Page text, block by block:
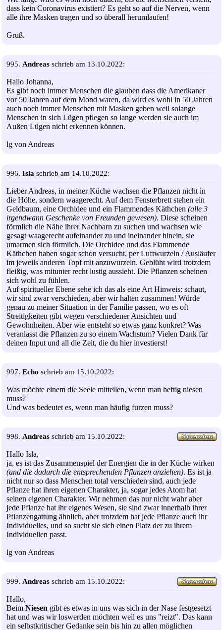
dass kein Coronavirus existiert? Es geht so auf die Nerven, wenn
alle ihre Masken tragen und so überall herumlaufen!
Gruß.
995. Andreas schrieb am 13.10.2022:
Hallo Johanna,
Es gibt noch immer Menschen die glauben dass die Amerikaner
vor 50 Jahren auf dem Mond waren, da wird es wohl in 50 Jahren
auch noch immer Menschen mit Masken geben weil solange
Menschen in sich Lügen pflegen so lange werden sie auch im
Außen Lügen nicht erkennen können.
lg von Andreas
996. Isla schrieb am 14.10.2022:
Lieber Andreas, in meiner Küche wachsen die Pflanzen nicht in
die Höhe, sondern waagerecht. Auf dem Fensterbrett stehen ein
Geldbaum, eine Orchidee und ein Flammendes Käthchen (alle 3
irgendwann Geschenke von Freunden gewesen). Diese scheinen
förmlich die Nähe ihrer Nachbarn zu suchen und wachsen wie
gesagt waagerecht aufeinander zu und ineinander hinein, sie
umarmen sich förmlich. Die Orchidee und das Flammende
Käthchen haben sogar schon versucht, per Luftwurzeln / Ausläufer
im jeweils anderen Topf mit anzuwurzeln. Geblüht wird trotzdem
fleißig, was mitunter recht lustig aussieht. Die Pflanzen scheinen
sich wohl zu fühlen.
Auf spiritueller Ebene sehe ich das als eine Art Hinweis: schaut,
wir sind zwar verschieden, aber wir halten zusammen! Würde
genau zu meiner Situation in der Familie passen, wo es oft
Streitigkeiten gibt wegen verschiedener Ansichten und
Gewohnheiten. Aber wie entsteht so etwas ganz konkret? Was
veranlasst die Pflanzen zu so einem Wachstum? Vielen Dank für
deinen Input und all die Zeit, die du hier investierst!
997. Echo schrieb am 15.10.2022:
Was möchte einem die Seele mitteilen, wenn man heftig niesen
muss?
Und was bedeutet es, wenn man häufig furzen muss?
998. Andreas schrieb am 15.10.2022:
Hallo Isla,
ja, es ist das Zusammenspiel der Energien die in der Küche wirken
(und die dadurch die entsprechenden Pflanzen anziehen). Es ist ja
nicht nur so dass Menschen total verschieden sind, auch jede
Pflanze hat ihren eigenen Charakter, ja, sogar jedes Atom hat
seinen eigenen Charakter. Wir nehmen das nur nicht wahr aber
jede Pflanze hat ihr eigenes Wesen, sie sind zwar innerhalb ihrer
Pflanzengattung ähnlich, aber trotzdem hat jede Pflanze auch ihr
Individuelles, und so sucht sie sich einen Platz der zu ihrem
Individuellen passt.
lg von Andreas
999. Andreas schrieb am 15.10.2022:
Hallo,
Beim Niesen gibt es etwas in uns was sich in der Nase festgesetzt
hat und was wir loswerden möchten weil es uns "reizt". Das kann
ein selbstkritischer Gedanke sein bis hin zu allen möglichen